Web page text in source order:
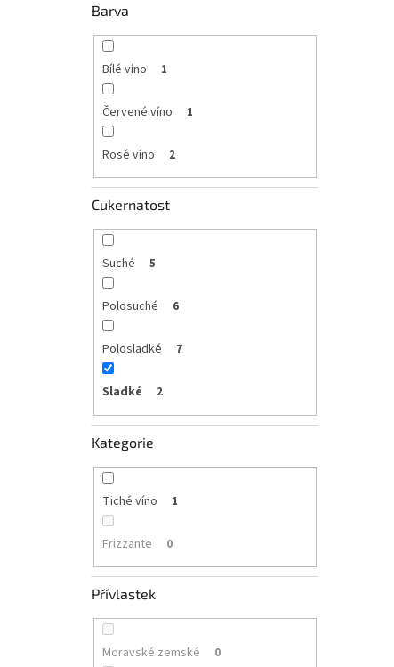
Barva
Bílé víno 1
Červené víno 1
Rosé víno 2
Cukernatost
Suché 5
Polosuché 6
Polosladké 7
Sladké 2
Kategorie
Tiché víno 1
Frizzante 0
Přívlastek
Moravské zemské 0